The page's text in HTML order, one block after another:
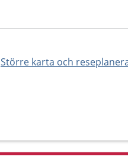
Större karta och